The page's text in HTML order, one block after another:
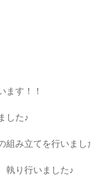
ます！！
した♪
み立てを行いました♪
執り行いました♪